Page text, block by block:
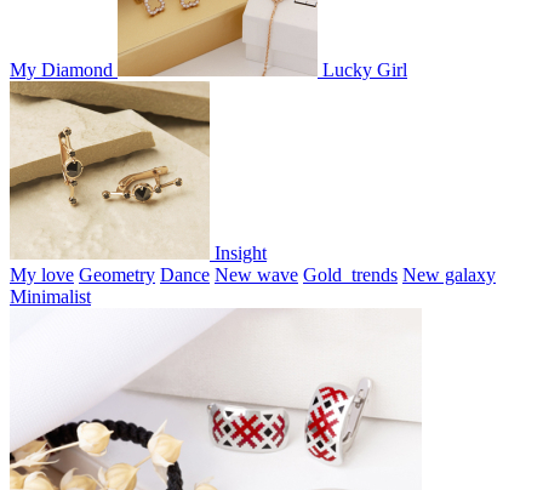
My Diamond Lucky Girl
Insight
My love Geometry Dance New wave Gold_trends New galaxy
Minimalist